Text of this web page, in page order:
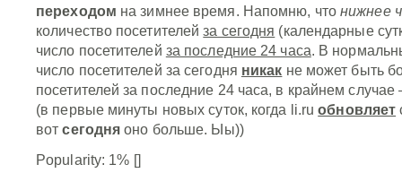
переходом на зимнее время. Напомню, чтонижнее
количество посетителейза сегодня (календарные
число посетителей за последние 24 часа. В
число посетителей за сегодня никак не может быть
посетителей за последние 24 часа, в крайнем
(в первые минуты новых суток, когда li.ruобновляет
вотсегодня оно больше. Ыы))
Popularity: 1% []